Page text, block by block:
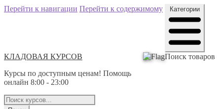
Перейти к навигации Перейти к содержимому
КЛАДОВАЯ КУРСОВ
Курсы по доступным ценам! Помощь
онлайн 8:00 - 23:00
Категории
Поиск товаров